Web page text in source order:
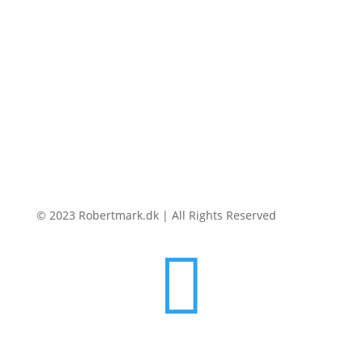
© 2023 Robertmark.dk | All Rights Reserved
